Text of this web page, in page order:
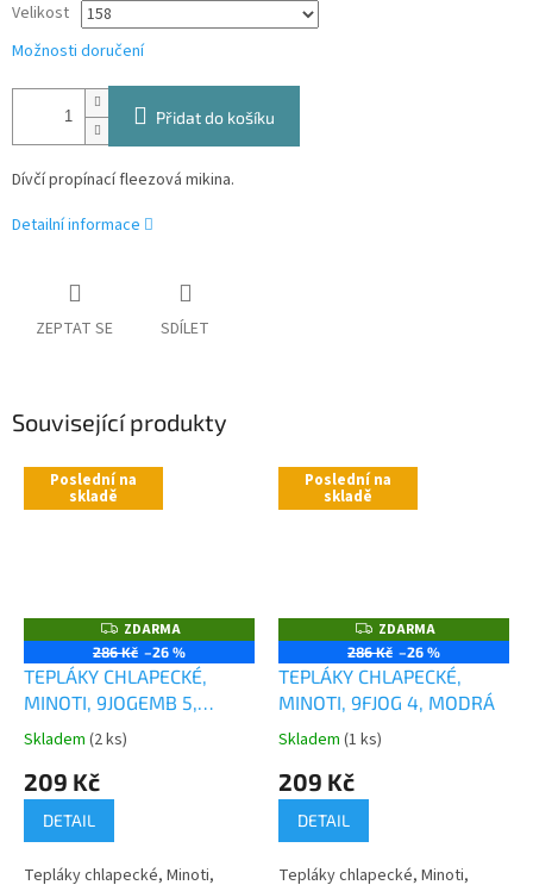
Velikost
Možnosti doručení
Přidat do košíku
Dívčí propínací fleezová mikina.
Detailní informace
ZEPTAT SE SDÍLET
Související produkty
Poslední na
skladě
Z
D
A
R
M
A
ZDARMA
286 Kč –26 %
TEPLÁKY CHLAPECKÉ,
MINOTI, 9JOGEMB 5,
ČERVENÁ
Průměrné
produktu
5
Skladem (2 ks)
209 Kč
DETAIL
Tepláky chlapecké, Minoti,
Poslední na
skladě
Z
D
A
R
M
A
ZDARMA
286 Kč –26 %
TEPLÁKY CHLAPECKÉ,
MINOTI, 9FJOG 4, MODRÁ
Průměrné
produktu
5
Skladem (1 ks)
209 Kč
DETAIL
Tepláky chlapecké, Minoti,